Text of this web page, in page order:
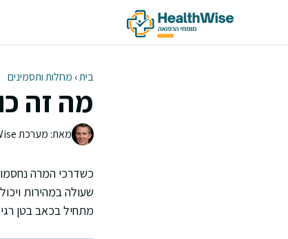
בית› מחלות ותסמינים
מה זה
מאת: מערכת Health Wise | צוות העריכה
כשדרכי המרה
שעולה במהירות
מתחיל בכאב בטן